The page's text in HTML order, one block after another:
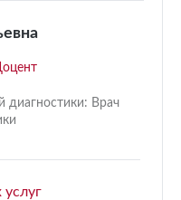
диагностики: Врач
услуг